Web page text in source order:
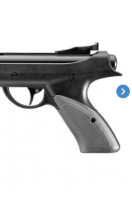
chevron_right